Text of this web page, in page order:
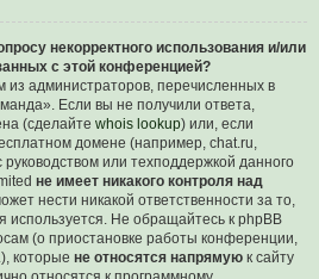
некорректного использования и/или
с этой конференцией?
администраторов, перечисленных в
Если вы не получили ответа,
(сделайте whois lookup) или, если
домене (например, chat.ru,
руководством или техподдержкой данного
не имеет никакого контроля над
нести никакой ответственности за то,
используется. Не обращайтесь к phpBB
(о приостановке работы конференции,
которые не относятся напрямую к сайту